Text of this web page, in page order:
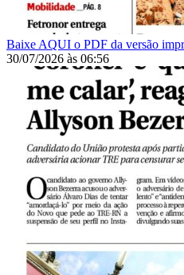
Baixe AQUI o PDF da versão
30/07/2026 às 06:56